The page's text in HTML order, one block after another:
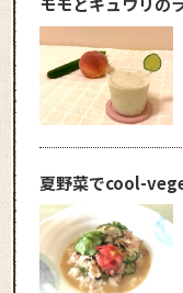
夏野菜でcool-